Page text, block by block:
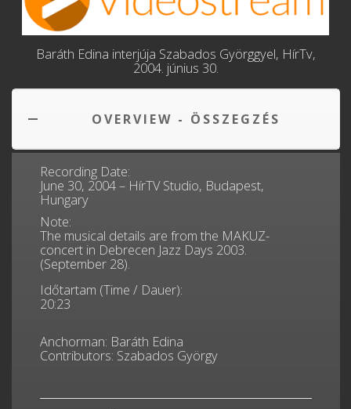
Baráth Edina interjúja Szabados Györggyel, HírTv,
2004. június 30.
OVERVIEW - ÖSSZEGZÉS
Recording Date:
June 30, 2004 – HírTV Studio, Budapest,
Hungary
Note:
The musical details are from the MAKUZ-
concert in Debrecen Jazz Days 2003.
(September 28).
Időtartam (Time / Dauer):
20:23
Anchorman: Baráth Edina
Contributors: Szabados György